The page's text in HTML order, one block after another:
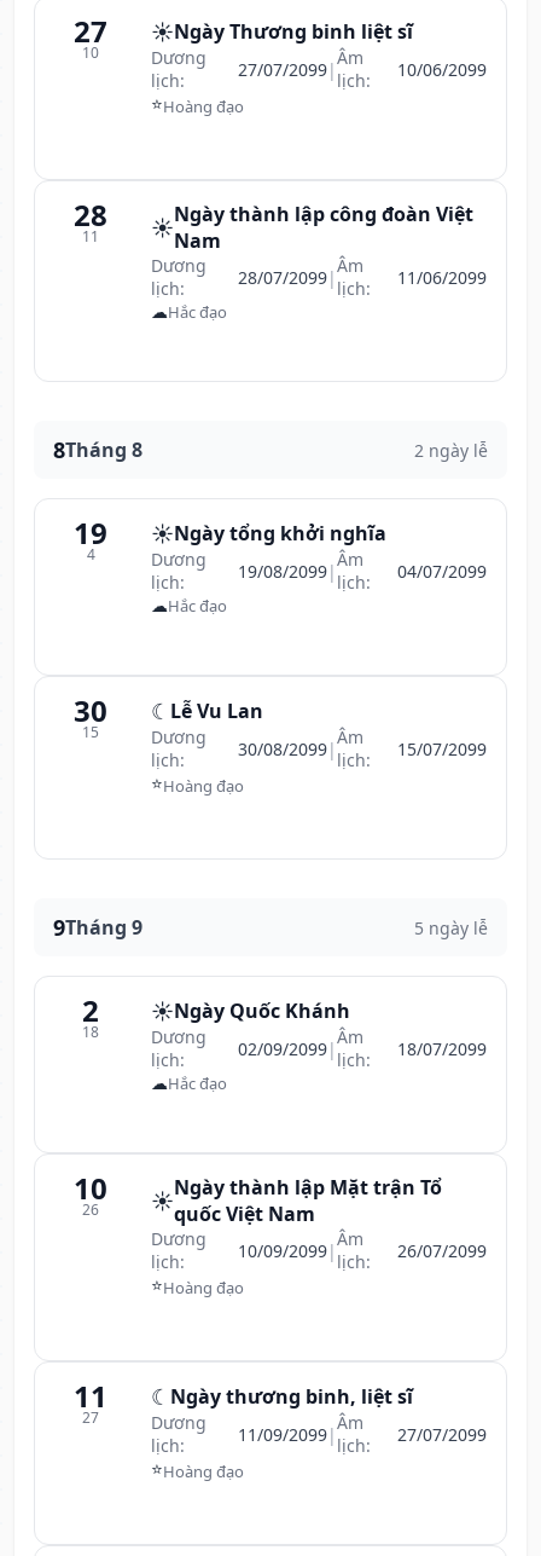
27
10
☀️Ngày Thương binh liệt sĩ
Dương
lịch:
27/07/2099|Âm
lịch:
10/06/2099
⭐Hoàng đạo
28
11 ☀️Ngày thành lập công đoàn Việt
Nam
Dương
lịch:
28/07/2099|Âm
lịch:
11/06/2099
☁Hắc đạo
8Tháng 8 2 ngày lễ
19
4
☀️Ngày tổng khởi nghĩa
Dương
lịch:
19/08/2099|Âm
lịch:
04/07/2099
☁Hắc đạo
30
15
☾ Lễ Vu Lan
Dương
lịch:
30/08/2099|Âm
lịch:
15/07/2099
⭐Hoàng đạo
9Tháng 9 5 ngày lễ
2
18
☀️Ngày Quốc Khánh
Dương
lịch:
02/09/2099|Âm
lịch:
18/07/2099
☁Hắc đạo
10
26 ☀️Ngày thành lập Mặt trận Tổ
quốc Việt Nam
Dương
lịch:
10/09/2099|Âm
lịch:
26/07/2099
⭐Hoàng đạo
11
27
☾ Ngày thương binh, liệt sĩ
Dương
lịch:
11/09/2099|Âm
lịch:
27/07/2099
⭐Hoàng đạo